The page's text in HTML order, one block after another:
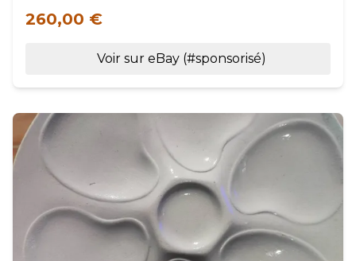
260,00 €
Voir sur eBay (#sponsorisé)